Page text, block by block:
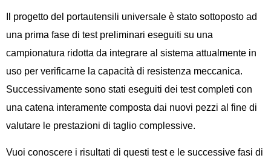
Il progetto del portautensili universale è stato sottoposto ad
una prima fase di test preliminari eseguiti su una
campionatura ridotta da integrare al sistema attualmente in
uso per verificarne la capacità di resistenza meccanica.
Successivamente sono stati eseguiti dei test completi con
una catena interamente composta dai nuovi pezzi al fine di
valutare le prestazioni di taglio complessive.
Vuoi conoscere i risultati di questi test e le successive fasi di